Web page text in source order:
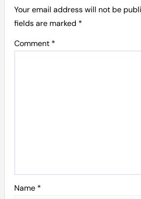
Your email address will not be
fields are marked *
Comment *
Name *